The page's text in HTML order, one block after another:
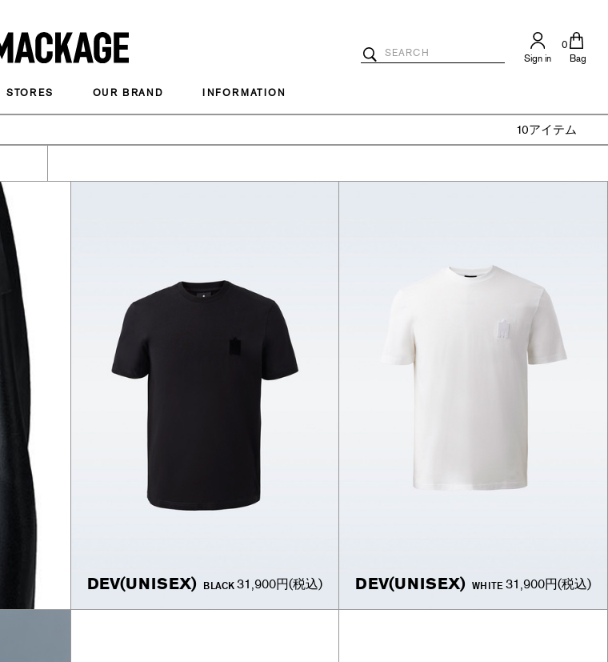
MACKAGE
Bag
0
Sign in
Search
Catalog
STORES OUR BRAND INFORMATION
10アイテム
DEV(UNISEX) BLACK 31,900円(税込) DEV(UNISEX) WHITE 31,900円(税込)